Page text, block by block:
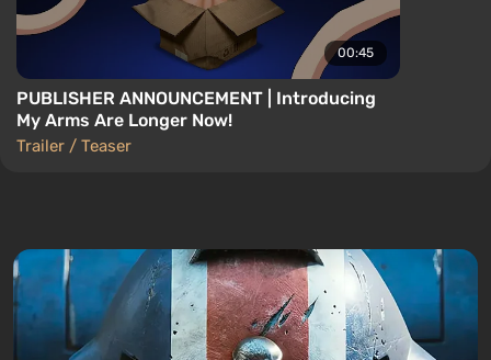
00:45
PUBLISHER ANNOUNCEMENT | Introducing
My Arms Are Longer Now!
Trailer / Teaser